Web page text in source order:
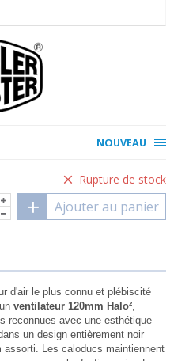
NOUVEAU
Rupture de stock
Ajouter au panier
d'air le plus connu et plébiscité
ventilateur 120mm Halo²,
reconnues avec une esthétique
un design entièrement noir
Les caloducs maintiennent